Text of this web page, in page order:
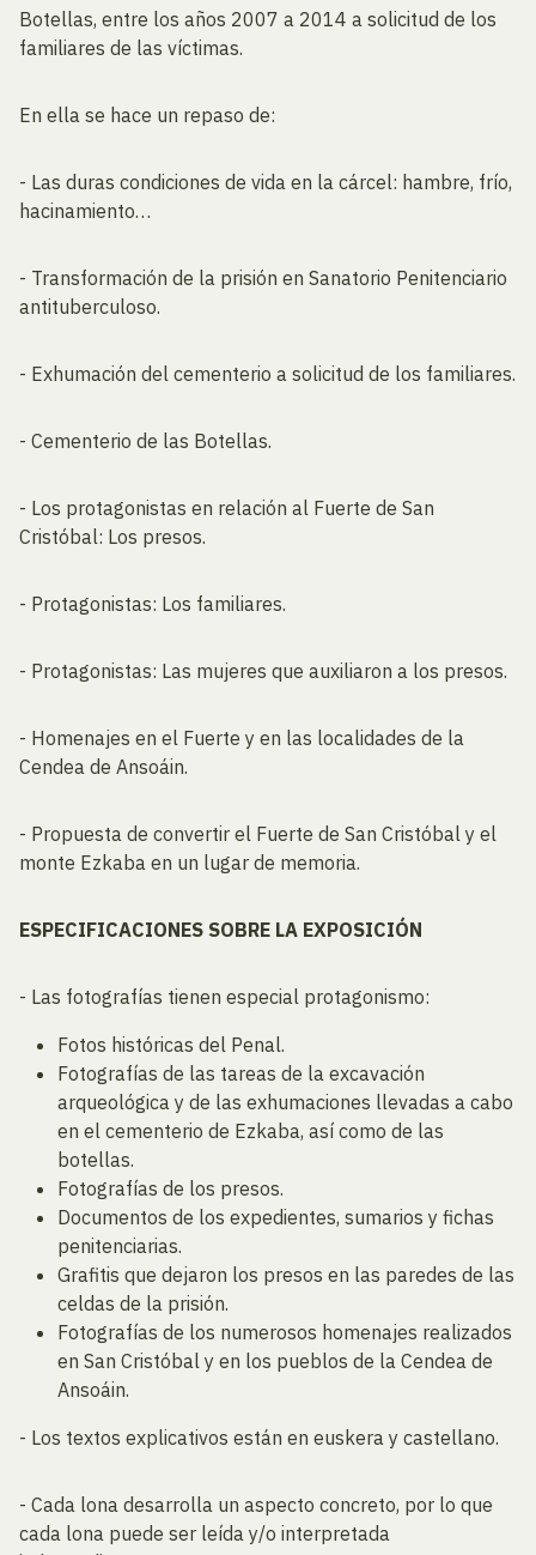
Botellas, entre los años 2007 a 2014 a solicitud de los
familiares de las víctimas.
En ella se hace un repaso de:
- Las duras condiciones de vida en la cárcel: hambre, frío,
hacinamiento…
- Transformación de la prisión en Sanatorio Penitenciario
antituberculoso.
- Exhumación del cementerio a solicitud de los familiares.
- Cementerio de las Botellas.
- Los protagonistas en relación al Fuerte de San
Cristóbal: Los presos.
- Protagonistas: Los familiares.
- Protagonistas: Las mujeres que auxiliaron a los presos.
- Homenajes en el Fuerte y en las localidades de la
Cendea de Ansoáin.
- Propuesta de convertir el Fuerte de San Cristóbal y el
monte Ezkaba en un lugar de memoria.
ESPECIFICACIONES SOBRE LA EXPOSICIÓN
- Las fotografías tienen especial protagonismo:
Fotos históricas del Penal.
Fotografías de las tareas de la excavación
arqueológica y de las exhumaciones llevadas a cabo
en el cementerio de Ezkaba, así como de las
botellas.
Fotografías de los presos.
Documentos de los expedientes, sumarios y fichas
penitenciarias.
Grafitis que dejaron los presos en las paredes de las
celdas de la prisión.
Fotografías de los numerosos homenajes realizados
en San Cristóbal y en los pueblos de la Cendea de
Ansoáin.
- Los textos explicativos están en euskera y castellano.
- Cada lona desarrolla un aspecto concreto, por lo que
cada lona puede ser leída y/o interpretada